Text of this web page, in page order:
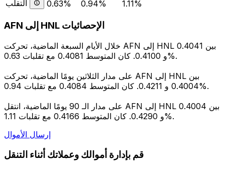
التقلب
0.63% 0.94% 1.11%
AFN إلى HNL الإحصائيات
خلال الأيام السبعة الماضية، تحركت AFN إلى HNL بين 0.4041
و 0.4100. كان المتوسط 0.4081 مع تقلبات 0.63%.
على مدار الثلاثين يومًا الماضية، تحركت AFN إلى HNL بين
0.4004 و 0.4211. كان المتوسط 0.4084 مع تقلبات 0.94%.
على مدار الـ 90 يومًا الماضية، انتقل AFN إلى HNL بين 0.4004
و 0.4290. كان المتوسط 0.4166 مع تقلبات 1.11%.
إرسال الأموال
قم بإدارة أموالك وعملاتك أثناء التنقل